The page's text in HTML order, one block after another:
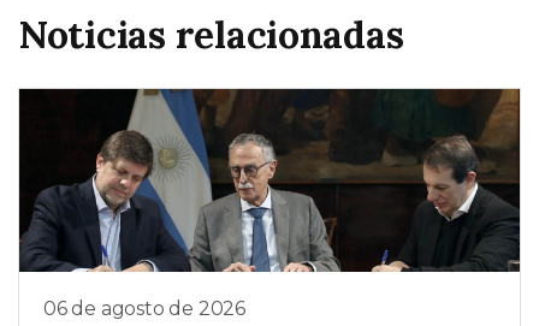
Noticias relacionadas
06 de agosto de 2026